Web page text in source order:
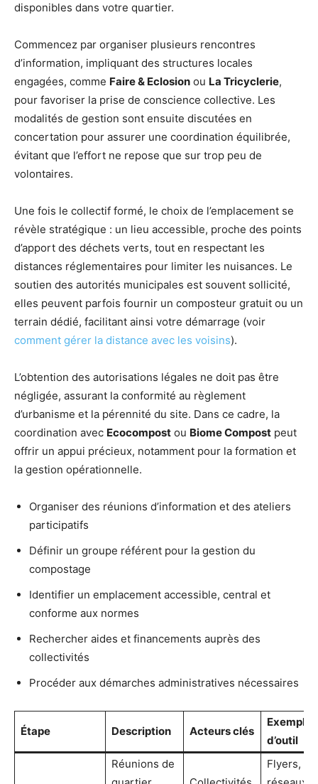
disponibles dans votre quartier.
Commencez par organiser plusieurs rencontres
d’information, impliquant des structures locales
engagées, comme Faire & Eclosion ou La Tricyclerie,
pour favoriser la prise de conscience collective. Les
modalités de gestion sont ensuite discutées en
concertation pour assurer une coordination équilibrée,
évitant que l’effort ne repose que sur trop peu de
volontaires.
Une fois le collectif formé, le choix de l’emplacement se
révèle stratégique : un lieu accessible, proche des points
d’apport des déchets verts, tout en respectant les
distances réglementaires pour limiter les nuisances. Le
soutien des autorités municipales est souvent sollicité,
elles peuvent parfois fournir un composteur gratuit ou un
terrain dédié, facilitant ainsi votre démarrage (voir
comment gérer la distance avec les voisins).
L’obtention des autorisations légales ne doit pas être
négligée, assurant la conformité au règlement
d’urbanisme et la pérennité du site. Dans ce cadre, la
coordination avec Ecocompost ou Biome Compost peut
offrir un appui précieux, notamment pour la formation et
la gestion opérationnelle.
Organiser des réunions d’information et des ateliers
participatifs
Définir un groupe référent pour la gestion du
compostage
Identifier un emplacement accessible, central et
conforme aux normes
Rechercher aides et financements auprès des
collectivités
Procéder aux démarches administratives nécessaires
Étape Description Acteurs clés
Exemple
d’outil
Réunions de
Flyers,